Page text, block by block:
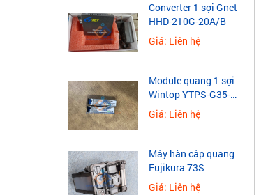
Converter 1 sợi Gnet
HHD-210G-20A/B
Giá: Liên hệ
Module quang 1 sợi
Wintop YTPS-G35-
40LD 1.25G
Giá: Liên hệ
Máy hàn cáp quang
Fujikura 73S
Giá: Liên hệ